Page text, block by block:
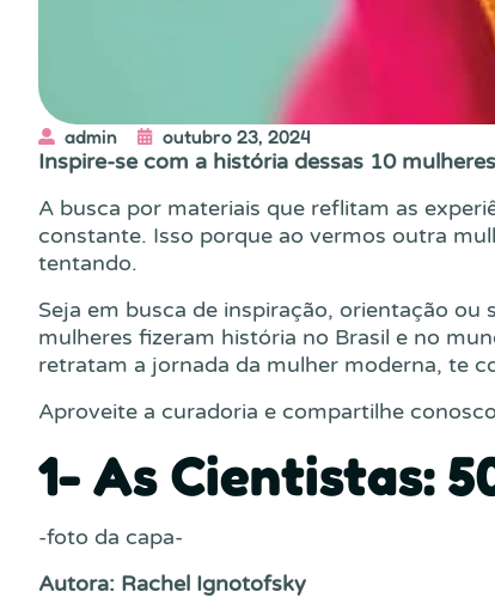
admin outubro 23, 2024
Inspire-se com a história dessas 10
A busca por materiais que reflitam as
constante. Isso porque ao vermos outra
tentando.
Seja em busca de inspiração, orientação
mulheres fizeram história no Brasil e no
retratam a jornada da mulher moderna, te
Aproveite a curadoria e compartilhe
1- As Cientistas:
-foto da capa-
Autora: Rachel Ignotofsky